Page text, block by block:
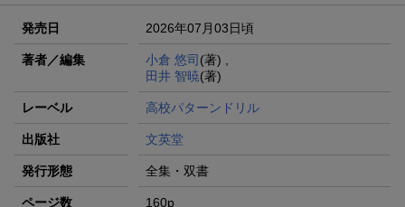
発売日 2026年07月03日頃
著者／編集 小倉 悠司 (著) ,
田井 智暁(著)
レーベル 高校パターンドリル
出版社 文英堂
発行形態 全集・双書
ページ数 160p